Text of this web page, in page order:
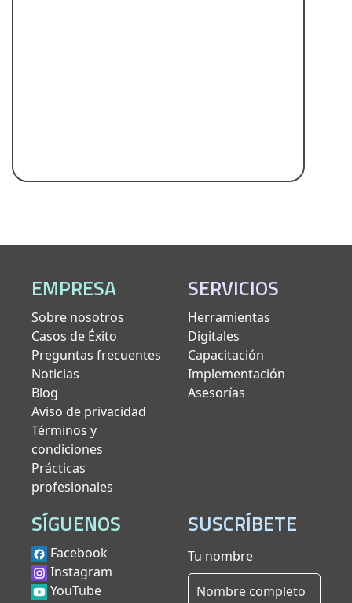
EMPRESA
Sobre nosotros
Casos de Éxito
Preguntas frecuentes
Noticias
Blog
Aviso de privacidad
Términos y
condiciones
Prácticas
profesionales
SERVICIOS
Herramientas
Digitales
Capacitación
Implementación
Asesorías
SÍGUENOS
Facebook
Instagram
YouTube
SUSCRÍBETE
Tu nombre